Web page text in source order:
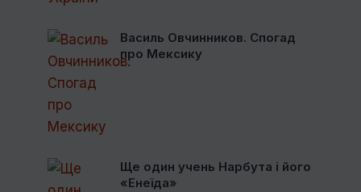
Василь Овчинников. Спогад
про Мексику
Ще один учень Нарбута і його
«Енеїда»